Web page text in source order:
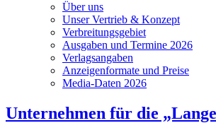
Über uns
Unser Vertrieb & Konzept
Verbreitungsgebiet
Ausgaben und Termine 2026
Verlagsangaben
Anzeigenformate und Preise
Media-Daten 2026
Unternehmen für die